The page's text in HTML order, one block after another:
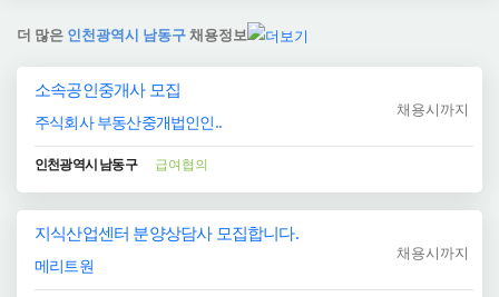
더 많은 인천광역시 남동구채용정보
소속공인중개사 모집
주식회사 부동산중개법인인..
채용시까지
인천광역시 남동구 급여협의
지식산업센터 분양상담사 모집합니다.
메리트원
채용시까지